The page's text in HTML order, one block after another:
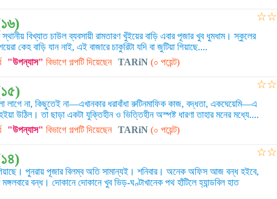
বিখ্যাত চাউল ব্যবসায়ী রামতারণ খুঁইয়ের বাড়ি এবার পূজার খুব ধুমধাম। স্কুলের
কেহ বাড়ি যান নাই, এই বাজারে চাকুরিটা যদি বা জুটিয়া গিয়াছে....
"উপন্যাস" বিভাগে গল্পটি দিয়েছেন TARiN(০ পয়েন্ট)
☆☆
লাগে না, কিছুতেই না—এখানকার ধরাবাঁধা রুটিনমাফিক কাজ, বদ্ধতা, একঘেয়েমি—এ
উঠিল। তা ছাড়া একটা যুক্তিহীন ও ভিত্তিহীন অস্পষ্ট ধারণা তাহার মনের মধ্যে....
"উপন্যাস" বিভাগে গল্পটি দিয়েছেন TARiN(০ পয়েন্ট)
☆☆
পুনরায় পূজার বিলম্ব অতি সামান্যই। শনিবার। অনেক অফিস আজ বন্ধ হইবে,
বন্ধ। দোকানে দোকানে খুব ভিড়-ঘণ্টাখানেক পথ হাঁটিলে হ্যান্ডবিল হাত
☆☆